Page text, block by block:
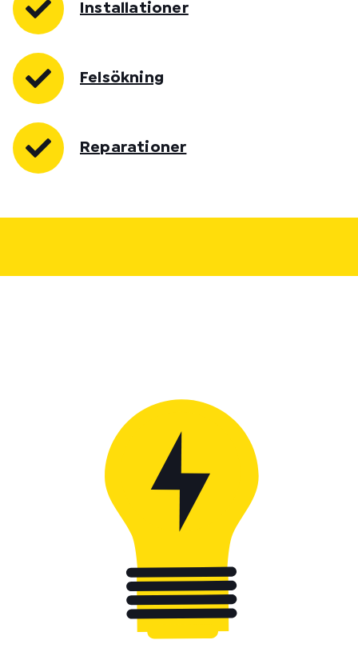
Installationer
Felsökning
Reparationer